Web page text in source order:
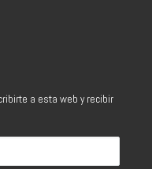
a esta web y recibir